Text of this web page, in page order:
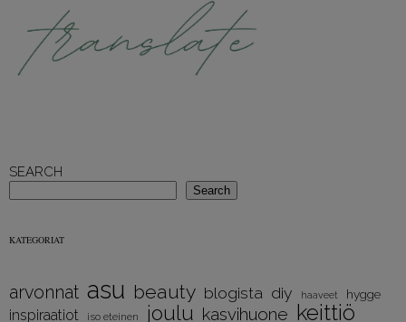
SEARCH
Search
KATEGORIAT
arvonnat asu beauty blogista diy haaveet hygge
inspiraatiot iso eteinen joulu kasvihuone keittiö